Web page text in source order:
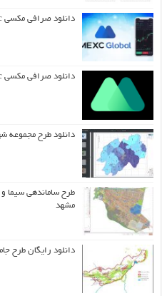
دانلود صرافی مکسی mexc برای اندروید
دانلود صرافی مکسی mexc برای آیفون و ios
دانلود طرح مجموعه
طرح ساماندهی سیما
مشهد
دانلود رایگان طرح